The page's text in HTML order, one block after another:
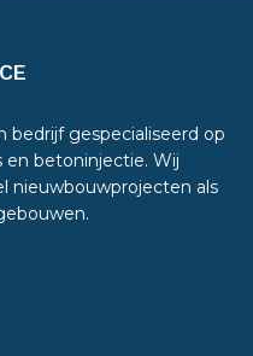
bedrijf gespecialiseerd op
betoninjectie. Wij
nieuwbouwprojecten als